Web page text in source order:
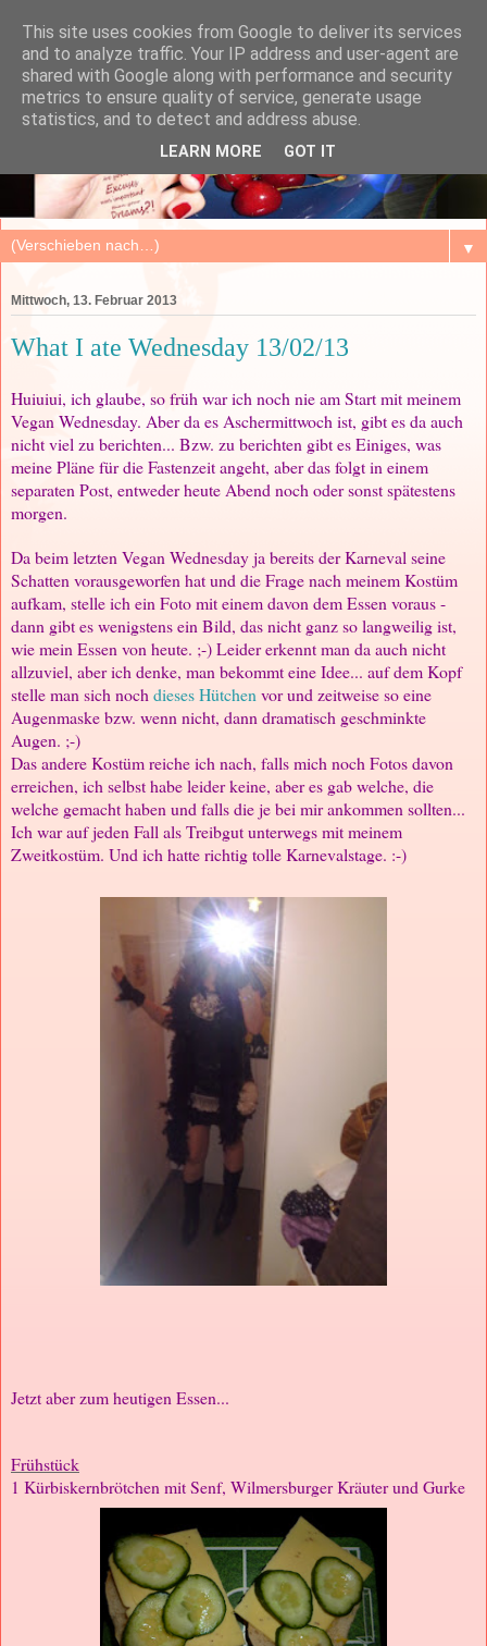
▼
Mittwoch, 13. Februar 2013
What I ate Wednesday 13/02/13
Huiuiui, ich glaube, so früh war ich noch nie am Start mit meinem
Vegan Wednesday. Aber da es Aschermittwoch ist, gibt es da auch
nicht viel zu berichten... Bzw. zu berichten gibt es Einiges, was
meine Pläne für die Fastenzeit angeht, aber das folgt in einem
separaten Post, entweder heute Abend noch oder sonst spätestens
morgen.
Da beim letzten Vegan Wednesday ja bereits der Karneval seine
Schatten vorausgeworfen hat und die Frage nach meinem Kostüm
aufkam, stelle ich ein Foto mit einem davon dem Essen voraus -
dann gibt es wenigstens ein Bild, das nicht ganz so langweilig ist,
wie mein Essen von heute. ;-) Leider erkennt man da auch nicht
allzuviel, aber ich denke, man bekommt eine Idee... auf dem Kopf
stelle man sich nochdieses Hütchenvor und zeitweise so eine
Augenmaske bzw. wenn nicht, dann dramatisch geschminkte
Augen. ;-)
Das andere Kostüm reiche ich nach, falls mich noch Fotos davon
erreichen, ich selbst habe leider keine, aber es gab welche, die
welche gemacht haben und falls die je bei mir ankommen sollten...
Ich war auf jeden Fall als Treibgut unterwegs mit meinem
Zweitkostüm. Und ich hatte richtig tolle Karnevalstage. :-)
Jetzt aber zum heutigen Essen...
Frühstück
1 Kürbiskernbrötchen mit Senf, Wilmersburger Kräuter und Gurke
This site uses cookies from Google to deliver its services
and to analyze traffic. Your IP address and user-agent are
shared with Google along with performance and security
metrics to ensure quality of service, generate usage
statistics, and to detect and address abuse.
LEARN MORE GOT IT